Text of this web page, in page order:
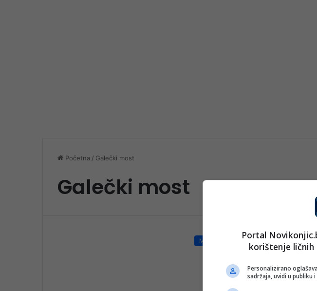
Početna / Galečki most
Galečki most
Magazin
Šuica i
objektivu
Portal
korištenje ličnih
Personalizirano
sadržaja, uvidi u publiku